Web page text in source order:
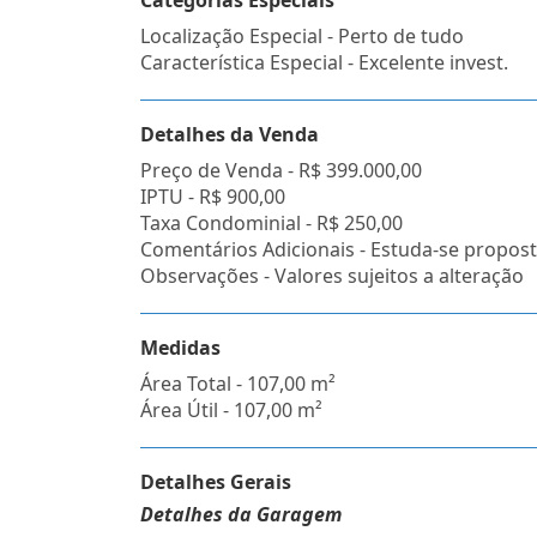
Localização Especial - Perto de tudo
Característica Especial - Excelente invest.
Detalhes da Venda
Preço de Venda - R$ 399.000,00
IPTU - R$ 900,00
Taxa Condominial - R$ 250,00
Comentários Adicionais - Estuda-se
Observações - Valores sujeitos a alteração
Medidas
Área Total - 107,00 m²
Área Útil - 107,00 m²
Detalhes Gerais
Detalhes da Garagem